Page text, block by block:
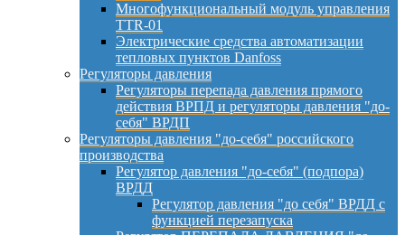
Многофункциональный модуль управления
TTR-01
Электрические средства автоматизации
тепловых пунктов Danfoss
Регуляторы давления
Регуляторы перепада давления прямого
действия ВРПД и регуляторы давления "до-
себя" ВРДП
Регуляторы давления "до-себя" российского
производства
Регулятор давления "до-себя" (подпора)
ВРДД
Регулятор давления "до себя" ВРДД с
функцией перезапуска